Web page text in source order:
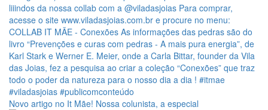
Novo artigo no It Mãe! Nossa colunista, a especial